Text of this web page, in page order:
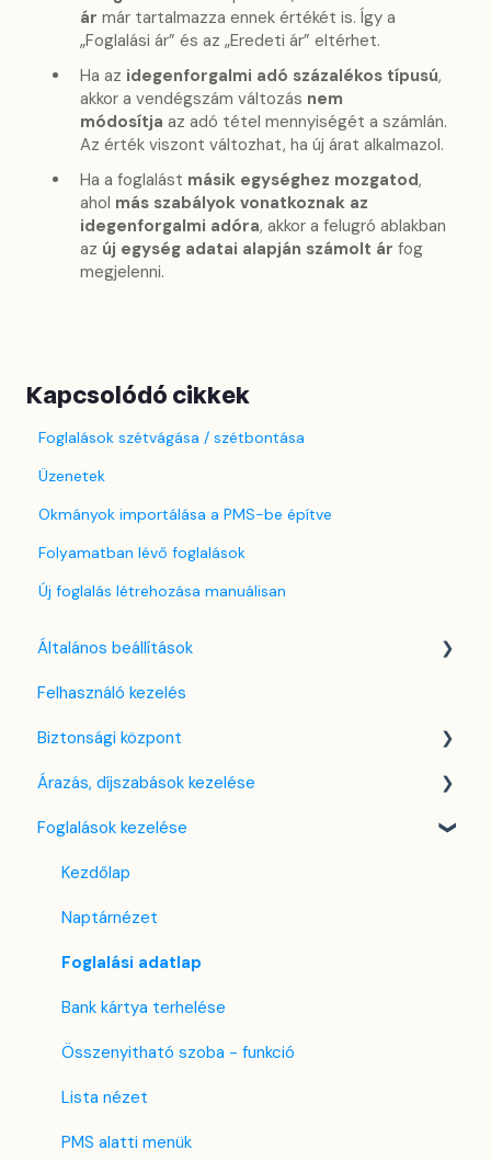
ár már tartalmazza ennek értékét is. Így a
„Foglalási ár” és az „Eredeti ár” eltérhet.
Ha az idegenforgalmi adó százalékos típusú,
akkor a vendégszám változás nem
módosítja az adó tétel mennyiségét a számlán.
Az érték viszont változhat, ha új árat alkalmazol.
Ha a foglalást másik egységhez mozgatod,
ahol más szabályok vonatkoznak az
idegenforgalmi adóra, akkor a felugró ablakban
az új egység adatai alapján számolt ár fog
megjelenni.
Kapcsolódó cikkek
Foglalások szétvágása / szétbontása
Üzenetek
Okmányok importálása a PMS-be építve
Folyamatban lévő foglalások
Új foglalás létrehozása manuálisan
Általános beállítások
Nyelv beállítások
Cég / Szálláshely beállítások
Adó beállítások
Szabályzatok beállítása
Szobák beállításai
Partnerek
Szolgáltatások
Email sablonok beállítása
Housekeeping
Számla beállítások
Előfizetés
Felhasználó kezelés
Biztonsági központ
Kulcsfájl kezelés
Két-faktoros autentikáció (2FA)
Bejelentkezés a SabeeApp fiókba
Árazás, díjszabások kezelése
Díjszabás beállítások
Árttípusok Engedélyezése / Tiltása
CTA / CTD
Kuponok
Foglalások kezelése
Kezdőlap
Naptárnézet
Foglalási adatlap
Bank kártya terhelése
Összenyitható szoba - funkció
Lista nézet
PMS alatti menük